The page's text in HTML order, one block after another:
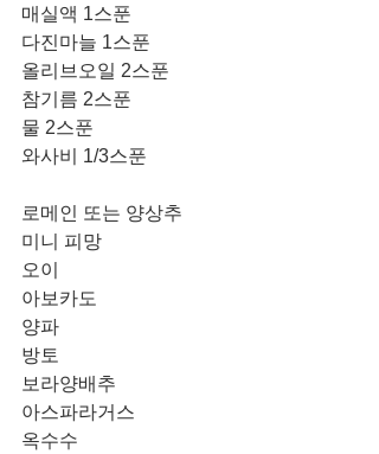
매실액 1스푼
다진마늘 1스푼
올리브오일 2스푼
참기름 2스푼
물 2스푼
와사비 1/3스푼
로메인 또는 양상추
미니 피망
오이
아보카도
양파
방토
보라양배추
아스파라거스
옥수수